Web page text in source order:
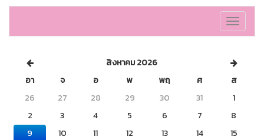
Toggle
สิงหาคม 2026
อา
จ อ พ พฤ ศ
ส
26
27 28 29 30 31
1
2
3 4 5 6 7
8
9
10 11 12 13 14
15